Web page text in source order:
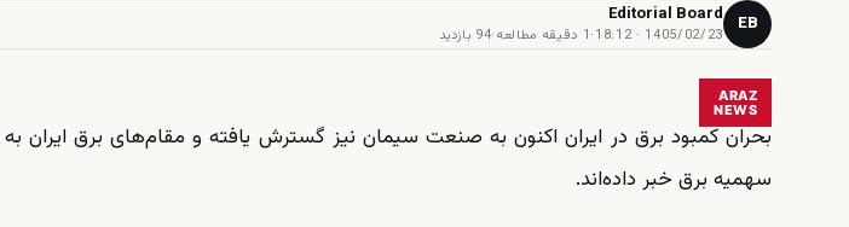
EB
Editorial Board
1405/02/23 · 18:12
·1 دقیقه مطالعه ·94 بازدید
ARAZ
NEWS
بحران کمبود برق در ایران اکنون به صنعت سیمان نیز گسترش یافته و مقام‌های برق ایران
سهمیه برق خبر داده‌اند.